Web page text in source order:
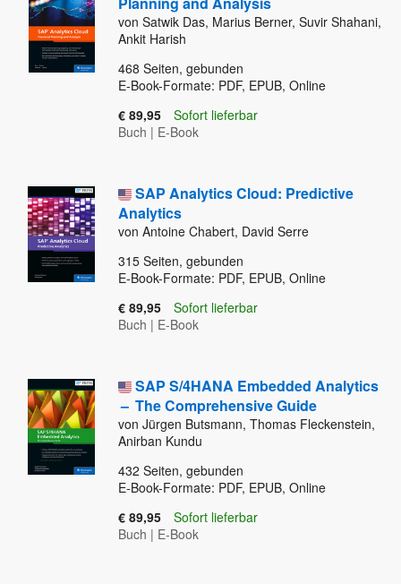
von Satwik Das, Marius Berner, Suvir Shahani,
Ankit Harish
468 Seiten, gebunden
E-Book-Formate: PDF, EPUB, Online
€ 89,95
Sofort lieferbar
Buch | E-Book
SAP Analytics Cloud: Predictive
Analytics
von Antoine Chabert, David Serre
315 Seiten, gebunden
E-Book-Formate: PDF, EPUB, Online
€ 89,95
Sofort lieferbar
Buch | E-Book
SAP S/4HANA Embedded Analytics
– The Comprehensive Guide
von Jürgen Butsmann, Thomas Fleckenstein,
Anirban Kundu
432 Seiten, gebunden
E-Book-Formate: PDF, EPUB, Online
€ 89,95
Sofort lieferbar
Buch | E-Book